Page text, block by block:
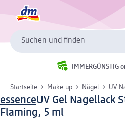
Suchen und finden
Startseite Make-up Nägel UV
essenceUV Gel Nagellack
Flaming, 5 ml